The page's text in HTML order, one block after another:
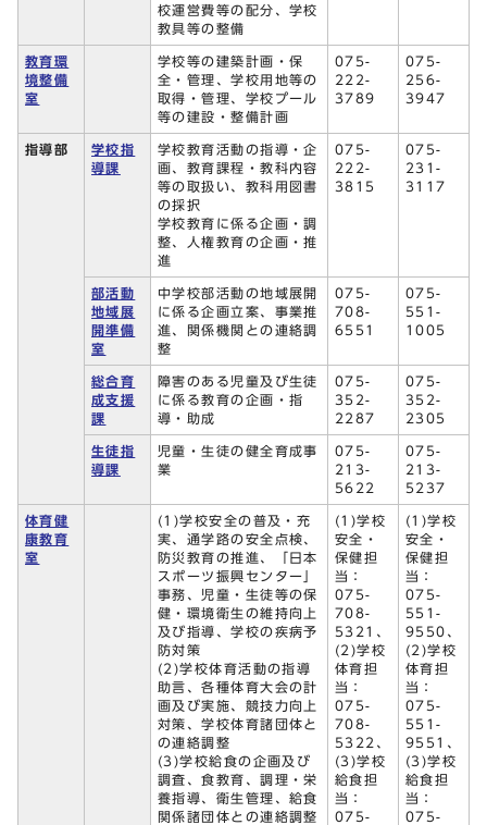
校運営費等の配分、学校
教具等の整備
教育環
境整備
室
学校等の建築計画・保
全・管理、学校用地等の
取得・管理、学校プール
等の建設・整備計画
075-
222-
3789
075-
256-
3947
指導部
学校指
導課
学校教育活動の指導・企
画、教育課程・教科内容
等の取扱い、教科用図書
の採択
学校教育に係る企画・調
整、人権教育の企画・推
進
075-
222-
3815
075-
231-
3117
部活動
地域展
開準備
室
中学校部活動の地域展開
に係る企画立案、事業推
進、関係機関との連絡調
整
075-
708-
6551
075-
551-
1005
総合育
成支援
課
障害のある児童及び生徒
に係る教育の企画・指
導・助成
075-
352-
2287
075-
352-
2305
生徒指
導課
児童・生徒の健全育成事
業
075-
213-
5622
075-
213-
5237
体育健
康教育
室
(1)学校安全の普及・充
実、通学路の安全点検、
防災教育の推進、「日本
スポーツ振興センター」
事務、児童・生徒等の保
健・環境衛生の維持向上
及び指導、学校の疾病予
防対策
(2)学校体育活動の指導
助言、各種体育大会の計
画及び実施、競技力向上
対策、学校体育諸団体と
の連絡調整
(3)学校給食の企画及び
調査、食教育、調理・栄
養指導、衛生管理、給食
関係諸団体との連絡調整
(1)学校
安全・
保健担
当：
075-
708-
5321、
(2)学校
体育担
当：
075-
708-
5322、
(3)学校
給食担
当：
075-
(1)学校
安全・
保健担
当：
075-
551-
9550、
(2)学校
体育担
当：
075-
551-
9551、
(3)学校
給食担
当：
075-